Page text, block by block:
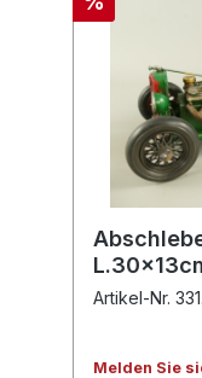
Artikel-Nr.
Melden Sie